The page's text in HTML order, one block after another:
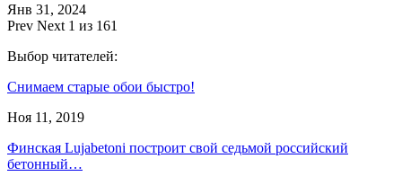
Янв 31, 2024
Prev Next 1 из 161
Выбор читателей:
Снимаем старые обои быстро!
Ноя 11, 2019
Финская Lujabetoni построит свой седьмой российский
бетонный…